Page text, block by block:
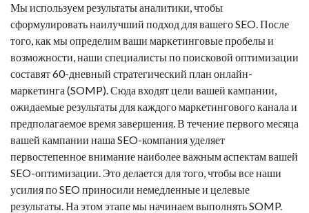
Мы используем результаты аналитики, чтобы
сформулировать наилучший подход для вашего SEO. После
того, как мы определим ваши маркетинговые пробелы и
возможности, наши специалисты по поисковой оптимизации
составят 60-дневный стратегический план онлайн-
маркетинга (SOMP). Сюда входят цели вашей кампании,
ожидаемые результаты для каждого маркетингового канала и
предполагаемое время завершения. В течение первого месяца
вашей кампании наша SEO-компания уделяет
первостепенное внимание наиболее важным аспектам вашей
SEO-оптимизации. Это делается для того, чтобы все наши
усилия по SEO приносили немедленные и целевые
результаты. На этом этапе мы начинаем выполнять SOMP.